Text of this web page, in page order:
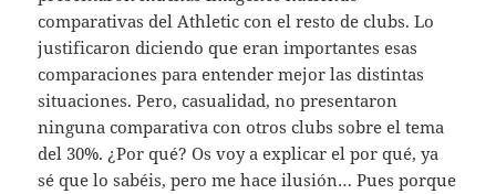
comparativas del Athletic con el resto de clubs. Lo
justificaron diciendo que eran importantes esas
comparaciones para entender mejor las distintas
situaciones. Pero, casualidad, no presentaron
ninguna comparativa con otros clubs sobre el tema
del 30%. ¿Por qué? Os voy a explicar el por qué, ya
sé que lo sabéis, pero me hace ilusión… Pues porque